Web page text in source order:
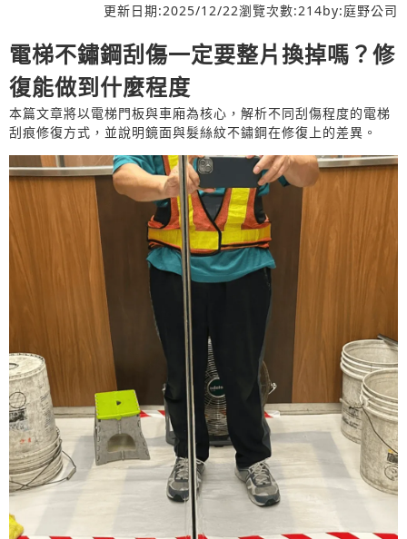
更新日期:2025/12/22瀏覽次數:214by:庭野公司
電梯不鏽鋼刮傷一定要整片換掉嗎？修
復能做到什麼程度
本篇文章將以電梯門板與車廂為核心，解析不同刮傷程度的電梯
刮痕修復方式，並說明鏡面與髮絲紋不鏽鋼在修復上的差異。